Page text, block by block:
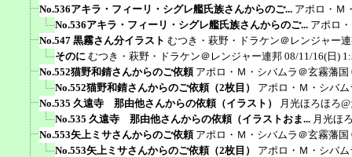
No.536アキラ・フィーリ・シグレ艦氏族さんからのご... アポロ・Ｍ
No.536アキラ・フィーリ・シグレ艦氏族さんからのご... アポロ
No.547 黒霧さん分イラスト むつき・萩野・ドラケン＠レンジャー
そのに むつき・萩野・ドラケン＠レンジャー連邦 08/11/16(日)
No.552猫野和錆さんからのご依頼 アポロ・Ｍ・シバムラ＠玄霧藩国
No.552猫野和錆さんからのご依頼（2枚目）
アポロ・Ｍ・シバ
No.535 久遠寺 那由他さんからの依頼（イラスト）
月光ほろほろ
No.535 久遠寺 那由他さんからの依頼（イラストおま... 月光ほ
No.553矢上ミサさんからのご依頼 アポロ・Ｍ・シバムラ＠玄霧藩国
No.553矢上ミサさんからのご依頼（2枚目）
アポロ・Ｍ・シバ